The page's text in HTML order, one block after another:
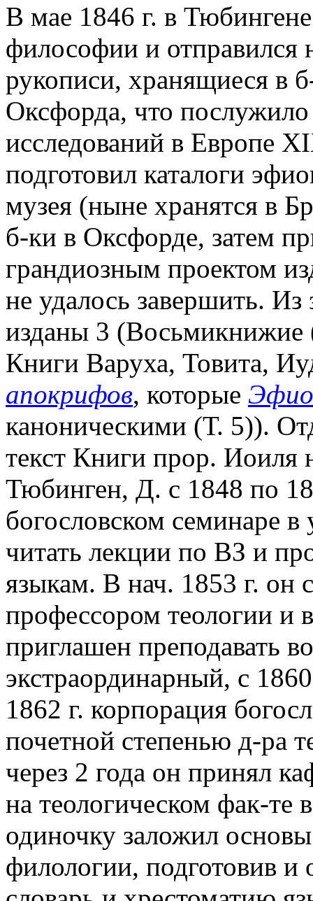
В мае 1846 г. в
философии и отправился
рукописи, хранящиеся в
Оксфорда, что
исследований в Европе
подготовил каталоги
музея (ныне хранятся в
б-ки в Оксфорде, затем
грандиозным проектом
не удалось завершить.
изданы 3 (Восьмикнижие
Книги Варуха, Товита,
апокрифов, которые
каноническими (Т. 5)).
текст Книги прор. Иоиля
Тюбинген, Д. с 1848 по
богословском семинаре
читать лекции по ВЗ и
языкам. В нач. 1853 г. он
профессором теологии и
приглашен преподавать
экстраординарный, с
1862 г. корпорация
почетной степенью д-ра
через 2 года он принял
на теологическом фак-те
одиночку заложил
филологии, подготовив и